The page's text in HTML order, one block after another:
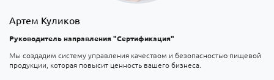
Артем Куликов
Руководитель направления "Сертификация"
Мы создадим систему управления качеством и безопасностью пищевой
продукции, которая повысит ценность вашего бизнеса.